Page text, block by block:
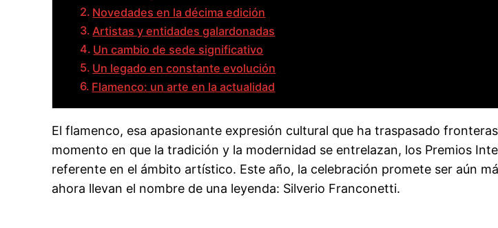
Novedades en la décima edición
Artistas y entidades galardonadas
Un cambio de sede significativo
Un legado en constante evolución
Flamenco: un arte en la actualidad
El flamenco, esa apasionante expresión cultural que ha traspasado
momento en que la tradición y la modernidad se entrelazan, los Premios
referente en el ámbito artístico. Este año, la celebración promete ser aún
ahora llevan el nombre de una leyenda: Silverio Franconetti.